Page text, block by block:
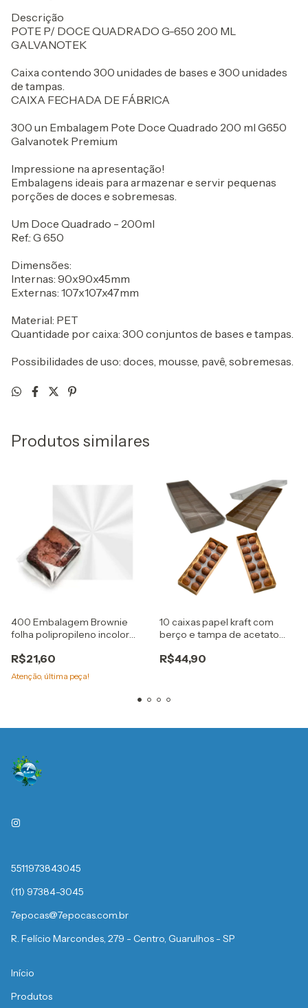
Descrição
POTE P/ DOCE QUADRADO G-650 200 ML
GALVANOTEK
Caixa contendo 300 unidades de bases e 300 unidades
de tampas.
CAIXA FECHADA DE FÁBRICA
300 un Embalagem Pote Doce Quadrado 200 ml G650
Galvanotek Premium
Impressione na apresentação!
Embalagens ideais para armazenar e servir pequenas
porções de doces e sobremesas.
Um Doce Quadrado - 200ml
Ref.: G 650
Dimensões:
Internas: 90x90x45mm
Externas: 107x107x47mm
Material: PET
Quantidade por caixa: 300 conjuntos de bases e tampas.
Possibilidades de uso: doces, mousse, pavê, sobremesas.
Produtos similares
400 Embalagem Brownie
folha polipropileno incolor
R$21,60
Atenção, última peça!
10 caixas papel kraft com
berço e tampa de acetato
R$44,90
5511973843045
(11) 97384-3045
7epocas@7epocas.com.br
R. Felício Marcondes, 279 - Centro, Guarulhos - SP
Início
Produtos